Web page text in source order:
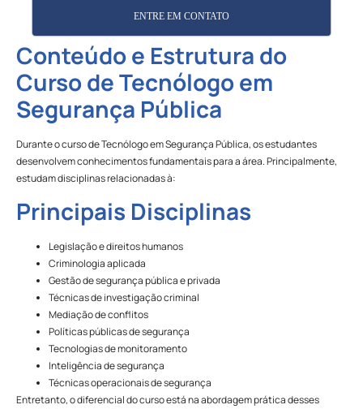
ENTRE EM CONTATO
Conteúdo e Estrutura do
Curso de Tecnólogo em
Segurança Pública
Durante o curso de Tecnólogo em Segurança Pública, os estudantes
desenvolvem conhecimentos fundamentais para a área. Principalmente,
estudam disciplinas relacionadas à:
Principais Disciplinas
Legislação e direitos humanos
Criminologia aplicada
Gestão de segurança pública e privada
Técnicas de investigação criminal
Mediação de conflitos
Políticas públicas de segurança
Tecnologias de monitoramento
Inteligência de segurança
Técnicas operacionais de segurança
Entretanto, o diferencial do curso está na abordagem prática desses